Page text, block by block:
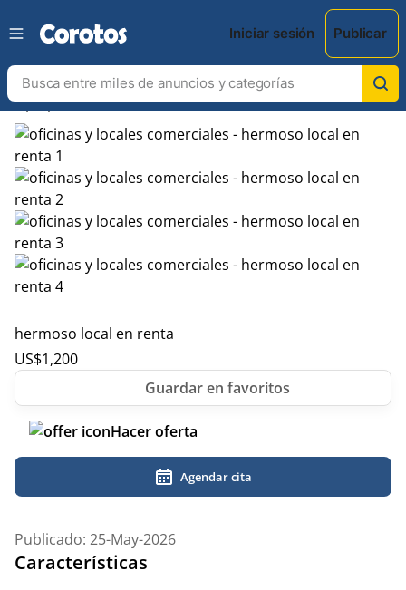
Iniciar sesión Publicar
chevron_leftchevron_right
hermoso local en renta
US$1,200
Hacer oferta
Agendar cita
Publicado: 25-May-2026
Características